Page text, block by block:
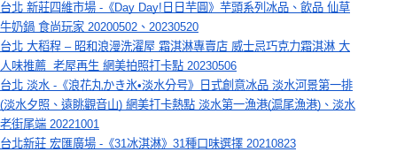
台北 新莊四維市場 -《Day Day!日日芋圓》芋頭系列冰品、飲品 仙草
牛奶鍋 食尚玩家 20200502、20230520
台北 大稻程 – 昭和浪漫洗濯屋 霜淇淋專賣店 威士忌巧克力霜淇淋 大
人味推薦  老屋再生 網美拍照打卡點 20230506
台北 淡水 -《浪花丸かき氷•淡水分号》日式創意冰品 淡水河景第一排
(淡水夕照、遠眺觀音山) 網美打卡熱點 淡水第一漁港(滬尾漁港)、淡水
老街尾端 20221001
台北新莊 宏匯廣場 -《31冰淇淋》31種口味選擇 20210823